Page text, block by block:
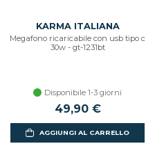
KARMA ITALIANA
Megafono ricaricabile con usb tipo c
30w - gt-1231bt
Disponibile 1-3 giorni
49,90 €
AGGIUNGI AL CARRELLO